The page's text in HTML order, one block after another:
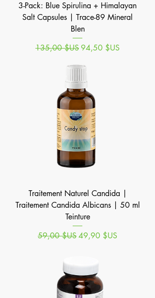
3-Pack: Blue Spirulina + Himalayan
Salt Capsules | Trace-89 Mineral
Blen
Prix original
135,00 $USPrix promotionnel
94,50 $US
Traitement Naturel Candida |
Traitement Candida Albicans | 50 ml
Teinture
Prix original
59,00 $USPrix promotionnel
49,90 $US